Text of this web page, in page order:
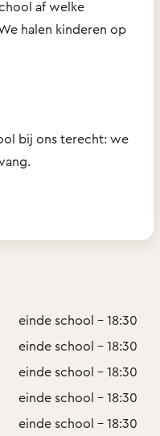
af welke
halen kinderen op
bij ons terecht: we
einde school - 18:30
einde school - 18:30
einde school - 18:30
einde school - 18:30
einde school - 18:30